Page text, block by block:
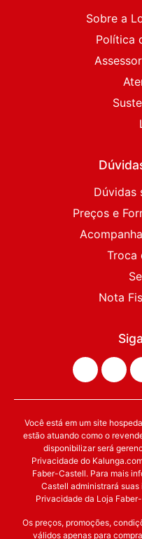
Sobre a
Política
Dúvidas
Preços e
Troca
Nota
Você está em um site
estão atuando como o
disponibilizar será
Privacidade do
Faber-Castell. Para mais
Castell administrará
Privacidade da Loja
Os preços, promoções,
válidos apenas para